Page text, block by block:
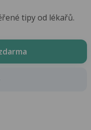
tipy od lékařů.